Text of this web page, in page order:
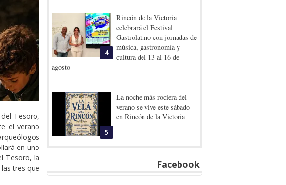
Tesoro,
el verano
en uno
Tesoro, la
tres que
4
Rincón de la Victoria
celebrará el Festival
Gastrolatino con jornadas de
música, gastronomía y
cultura del 13 al 16 de
agosto
5
La noche más rociera del
verano se vive este sábado
en Rincón de la Victoria
Facebook